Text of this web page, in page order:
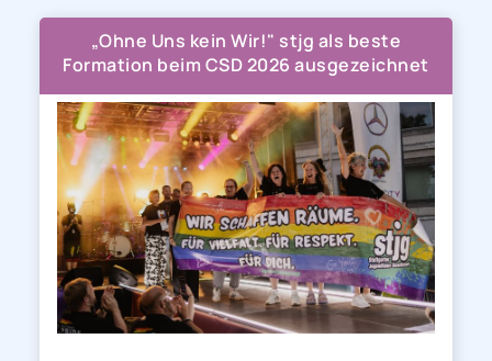
„Ohne Uns kein Wir!" stjg als beste
Formation beim CSD 2026 ausgezeichnet